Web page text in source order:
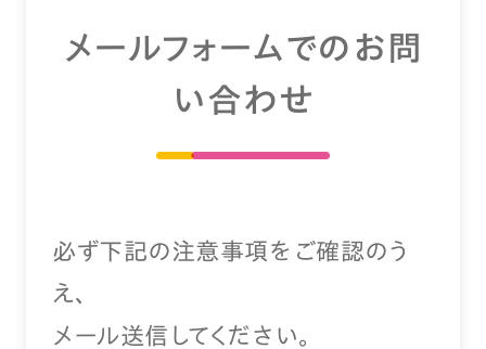
メールフォームでのお問
い合わせ
必ず下記の注意事項をご確認のう
え、
メール送信してください。